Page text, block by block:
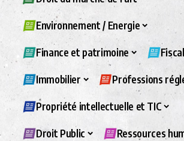
Environnement / Energie
Finance et patrimoine Fiscal
Immobilier Professions
Propriété intellectuelle et TIC
Droit Public Ressources